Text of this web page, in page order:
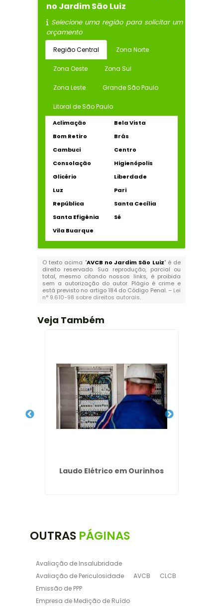
no Jardim São Luiz
Selecione uma região para solicitar um
orçamento
Região Central Zona Norte
Zona Oeste Zona Sul
Zona Leste Grande São Paulo
Litoral de São Paulo
Aclimação
Bela Vista
Bom Retiro
Brás
Cambuci
Centro
Consolação
Higienópolis
Glicério
Liberdade
Luz
Pari
República
Santa Cecília
Santa Efigênia
Sé
Vila Buarque
O texto acima "AVCB no Jardim São Luiz" é de
direito reservado. Sua reprodução, parcial ou
total, mesmo citando nossos links, é proibida
sem a autorização do autor. Plágio é crime e
está previsto no artigo 184 do Código Penal. – Lei
n° 9.610-98 sobre direitos autorais.
Veja Também
Laudo Elétrico em Ourinhos
OUTRAS PÁGINAS
Avaliação de Insalubridade
Avaliação de Periculosidade
AVCB
CLCB
Emissão de PPP
Empresa de Medição de Ruído